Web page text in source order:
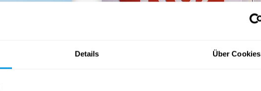
Details Über Cookies